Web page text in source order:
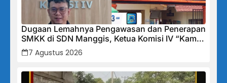
Dugaan Lemahnya Pengawasan dan Penerapan
SMKK di SDN Manggis, Ketua Komisi IV “Kami
Tidak Akan Segan Menindak”
7 Agustus 2026